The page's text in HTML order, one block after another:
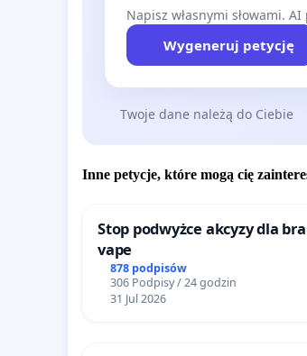
Napisz własnymi słowami.
Wygeneruj petycję
Twoje dane należą do Ciebie
Inne petycje, które mogą cię
Stop podwyżce akcyzy dla
vape
878 podpisów
306 Podpisy / 24 godzin
31 Jul 2026